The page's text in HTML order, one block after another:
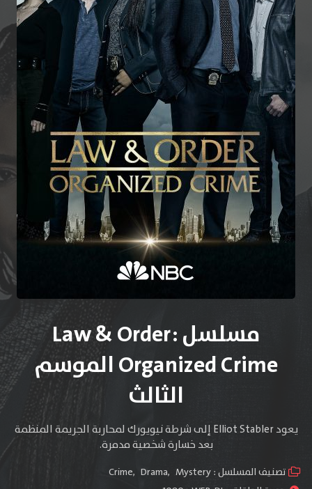
مسلسل Law & Order:
Organized Crime الموسم
الثالث
يعود Elliot Stabler إلى شرطة نيويورك لمحاربة الجريمة المنظمة
بعد خسارة شخصية مدمرة.
تصنيف المسلسل : Crime, Drama, Mystery